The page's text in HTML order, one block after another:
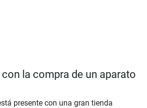
la compra de un aparato
presente con una gran tienda